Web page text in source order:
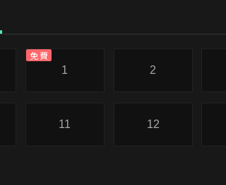
免費
1
2
11 12